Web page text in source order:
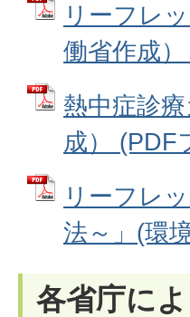
リーフレ
働省作成
熱中症診
成） (PDF
リーフレ
法～」(環
各省庁に